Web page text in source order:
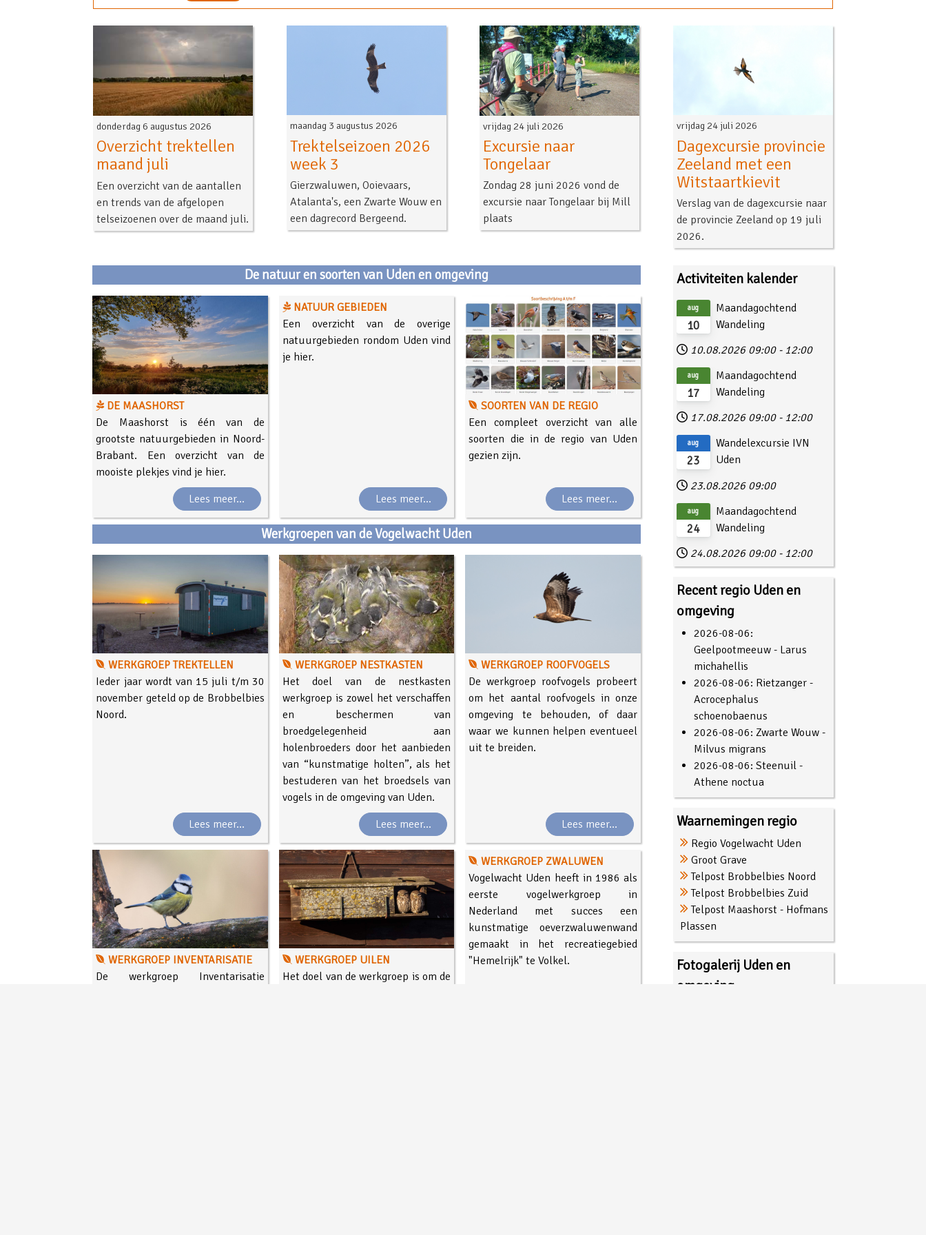
donderdag 6 augustus 2026
Overzicht trektellen
maand juli
Een overzicht van de aantallen
en trends van de afgelopen
telseizoenen over de maand juli.
maandag 3 augustus 2026
Trektelseizoen 2026
week 3
Gierzwaluwen, Ooievaars,
Atalanta's, een Zwarte Wouw en
een dagrecord Bergeend.
vrijdag 24 juli 2026
Excursie naar
Tongelaar
Zondag 28 juni 2026 vond de
excursie naar Tongelaar bij Mill
plaats
vrijdag 24 juli 2026
Dagexcursie provincie
Zeeland met een
Witstaartkievit
Verslag van de dagexcursie naar
de provincie Zeeland op 19 juli
2026.
De natuur en soorten van Uden en omgeving
DE MAASHORST
De Maashorst is één van de
grootste natuurgebieden in Noord-
Brabant. Een overzicht van de
mooiste plekjes vind je hier.
Lees meer...
NATUUR GEBIEDEN
Een overzicht van de overige
natuurgebieden rondom Uden vind
je hier.
Lees meer...
SOORTEN VAN DE REGIO
Een compleet overzicht van alle
soorten die in de regio van Uden
gezien zijn.
Lees meer...
Werkgroepen van de Vogelwacht Uden
WERKGROEP TREKTELLEN
Ieder jaar wordt van 15 juli t/m 30
november geteld op de Brobbelbies
Noord.
Lees meer...
WERKGROEP NESTKASTEN
Het doel van de nestkasten
werkgroep is zowel het verschaffen
en beschermen van
broedgelegenheid aan
holenbroeders door het aanbieden
van “kunstmatige holten”, als het
bestuderen van het broedsels van
vogels in de omgeving van Uden.
Lees meer...
WERKGROEP ROOFVOGELS
De werkgroep roofvogels probeert
om het aantal roofvogels in onze
omgeving te behouden, of daar
waar we kunnen helpen eventueel
uit te breiden.
Lees meer...
WERKGROEP INVENTARISATIE
De werkgroep Inventarisatie
WERKGROEP UILEN
Het doel van de werkgroep is om de
WERKGROEP ZWALUWEN
Vogelwacht Uden heeft in 1986 als
eerste vogelwerkgroep in
Nederland met succes een
kunstmatige oeverzwaluwenwand
gemaakt in het recreatiegebied
"Hemelrijk" te Volkel.
Activiteiten kalender
10
aug
Maandagochtend
Wandeling
10.08.2026 09:00 - 12:00
17
aug
Maandagochtend
Wandeling
17.08.2026 09:00 - 12:00
23
aug
Wandelexcursie IVN
Uden
23.08.2026 09:00
24
aug
Maandagochtend
Wandeling
24.08.2026 09:00 - 12:00
Recent regio Uden en
omgeving
2026-08-06:
Geelpootmeeuw - Larus
michahellis
2026-08-06: Rietzanger -
Acrocephalus
schoenobaenus
2026-08-06: Zwarte Wouw -
Milvus migrans
2026-08-06: Steenuil -
Athene noctua
Waarnemingen regio
Regio Vogelwacht Uden
Groot Grave
Telpost Brobbelbies Noord
Telpost Brobbelbies Zuid
Telpost Maashorst - Hofmans
Plassen
Fotogalerij Uden en
omgeving